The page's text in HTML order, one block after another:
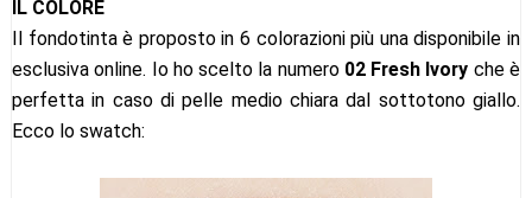
IL COLORE
Il fondotinta è proposto in 6 colorazioni più una disponibile in
esclusiva online. Io ho scelto la numero 02 Fresh Ivory che è
perfetta in caso di pelle medio chiara dal sottotono giallo.
Ecco lo swatch: